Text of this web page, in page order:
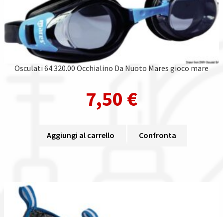
Osculati 64.320.00 Occhialino Da Nuoto Mares gioco mare
7,50 €
Aggiungi al carrello Confronta